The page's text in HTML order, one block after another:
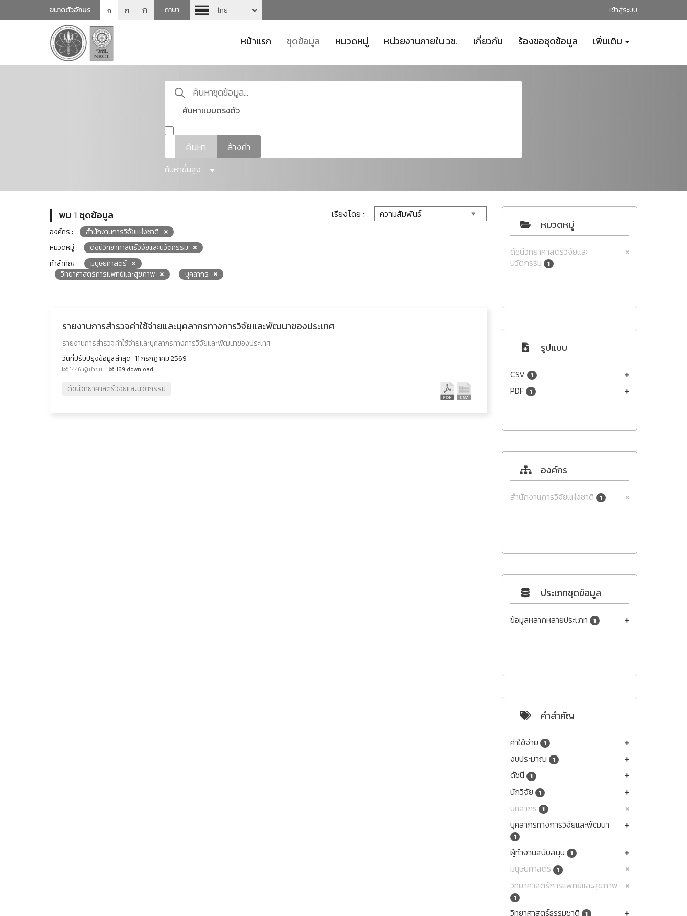
ขนาดตัวอักษร ก ก ก ภาษา ไทย เข้าสู่ระบบ
หน้าแรก ชุดข้อมูล หมวดหมู่ หน่วยงานภายใน วช. เกี่ยวกับ ร้องขอชุดข้อมูล เพิ่มเติม
ค้นหาแบบตรงตัว
ค้นหา ล้างค่า
ค้นหาขั้นสูง
หมวดหมู่
ดัชนีวิทยาศาสตร์วิจัยและ
นวัตกรรม
1
รูปแบบ
CSV 1
PDF 1
องค์กร
สำนักงานการวิจัยแห่งชาติ 1
ประเภทชุดข้อมูล
ข้อมูลหลากหลายประเภท 1
คำสำคัญ
ค่าใช้จ่าย 1
งบประมาณ 1
ดัชนี 1
นักวิจัย 1
บุคลากร 1
บุคลากรทางการวิจัยและพัฒนา
1
ผู้ทำงานสนับสนุน 1
มนุษยศาสตร์ 1
วิทยาศาสตร์การแพทย์และสุขภาพ
1
วิทยาศาสตร์ธรรมชาติ 1
พบ 1ชุดข้อมูล
องค์กร :
สำนักงานการวิจัยแห่งชาติ
หมวดหมู่ :
ดัชนีวิทยาศาสตร์วิจัยและนวัตกรรม
คำสำคัญ :
มนุษยศาสตร์
วิทยาศาสตร์การแพทย์และสุขภาพ
บุคลากร
เรียงโดย :
รายงานการสำรวจค่าใช้จ่ายและบุคลากรทางการวิจัยและพัฒนาของประเทศ
รายงานการสำรวจค่าใช้จ่ายและบุคลากรทางการวิจัยและพัฒนาของประเทศ
วันที่ปรับปรุงข้อมูลล่าสุด : 11 กรกฎาคม 2569
1446 ผู้เข้าชม 169 download
ดัชนีวิทยาศาสตร์วิจัยและนวัตกรรม